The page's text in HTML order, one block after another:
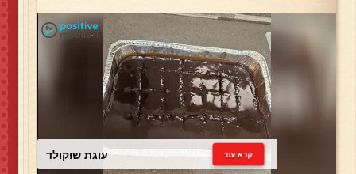
עוגת שוקולד קרא עוד